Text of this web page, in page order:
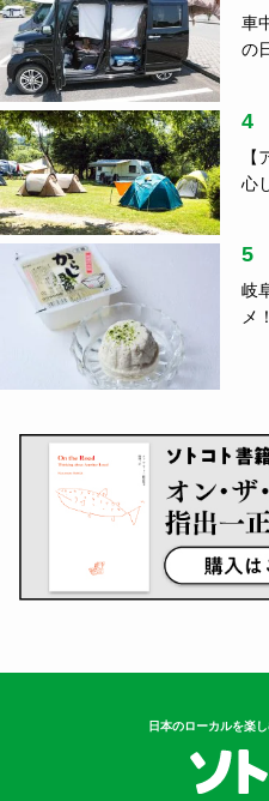
車
の
4
心
5
岐
メ
日本のローカルを楽